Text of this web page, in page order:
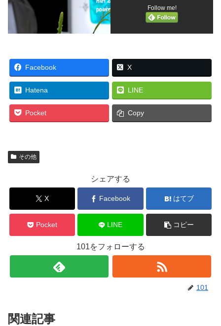
Follow me!
Facebook X
Hatena LINE
Pocket Copy
その他
シェアする
X Facebook はてブ
Pocket LINE コピー
101をフォローする
101
関連記事